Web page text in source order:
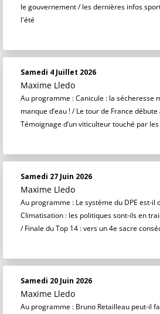
le gouvernement / les dernières infos
l'été
Samedi 4 Juillet 2026
Maxime Lledo
Au programme : Canicule : la sécheresse
manque d’eau ! / Le tour de France
Témoignage d’un viticulteur touché par
Samedi 27 Juin 2026
Maxime Lledo
Au programme : Le système du DPE est-il
Climatisation : les politiques sont-ils en
/ Finale du Top 14 : vers un 4e sacre
Samedi 20 Juin 2026
Maxime Lledo
Au programme : Bruno Retailleau peut-il